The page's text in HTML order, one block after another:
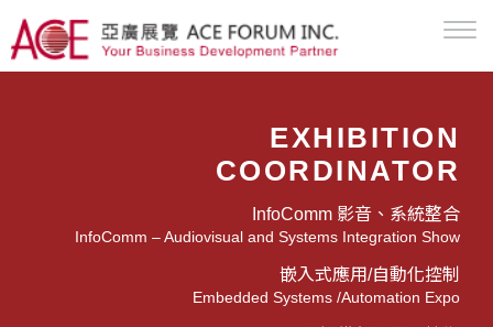
EXHIBITION
COORDINATOR
InfoComm 影音、系統整合
InfoComm – Audiovisual and Systems Integration Show
嵌入式應用/自動化控制
Embedded Systems /Automation Expo